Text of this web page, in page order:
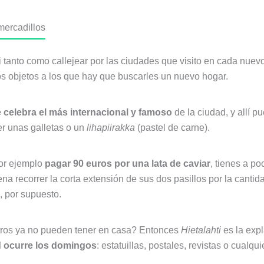
como callejear por las ciudades que visito en cada
objetos a los que hay que buscarles un nuevo hogar.
celebra el más internacional y famoso de la ciudad, y allí
unas galletas o un lihapiirakka (pastel de carne).
ejemplo pagar 90 euros por una lata de caviar, tienes a
recorrer la corta extensión de sus dos pasillos por la
por supuesto.
ya no pueden tener en casa? Entonces Hietalahti es la
ocurre los domingos: estatuillas, postales, revistas o